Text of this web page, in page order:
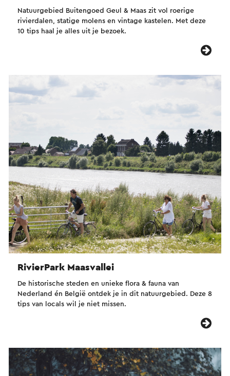
Natuurgebied Buitengoed Geul & Maas zit vol roerige
rivierdalen, statige molens en vintage kastelen. Met deze
10 tips haal je alles uit je bezoek.
RivierPark Maasvallei
De historische steden en unieke flora & fauna van
Nederland én België ontdek je in dit natuurgebied. Deze 8
tips van locals wil je niet missen.